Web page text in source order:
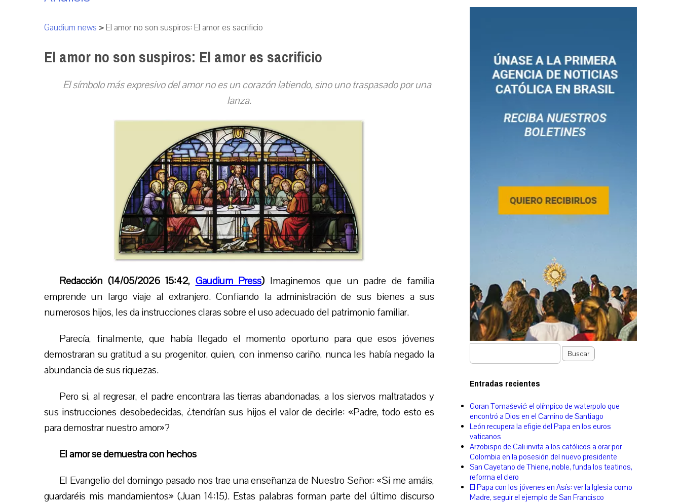
Gaudium news >El amor no son suspiros: El amor es sacrificio
El amor no son suspiros: El amor es sacrificio
El símbolo más expresivo del amor no es un corazón latiendo, sino uno traspasado por una
lanza.
Redacción (14/05/2026 15:42, Gaudium Press) Imaginemos que un padre de familia
emprende un largo viaje al extranjero. Confiando la administración de sus bienes a sus
numerosos hijos, les da instrucciones claras sobre el uso adecuado del patrimonio familiar.
Parecía, finalmente, que había llegado el momento oportuno para que esos jóvenes
demostraran su gratitud a su progenitor, quien, con inmenso cariño, nunca les había negado la
abundancia de sus riquezas.
Pero si, al regresar, el padre encontrara las tierras abandonadas, a los siervos maltratados y
sus instrucciones desobedecidas, ¿tendrían sus hijos el valor de decirle: «Padre, todo esto es
para demostrar nuestro amor»?
El amor se demuestra con hechos
El Evangelio del domingo pasado nos trae una enseñanza de Nuestro Señor: «Si me amáis,
guardaréis mis mandamientos» (Juan 14:15). Estas palabras forman parte del último discurso
Buscar
Entradas recientes
Goran Tomašević: el olímpico de waterpolo que
encontró a Dios en el Camino de Santiago
León recupera la efigie del Papa en los euros
vaticanos
Arzobispo de Cali invita a los católicos a orar por
Colombia en la posesión del nuevo presidente
San Cayetano de Thiene, noble, funda los teatinos,
reforma el clero
El Papa con los jóvenes en Asís: ver la Iglesia como
Madre, seguir el ejemplo de San Francisco